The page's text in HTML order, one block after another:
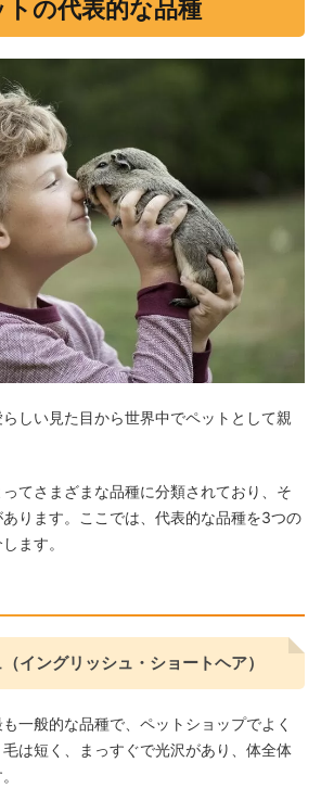
の代表的な品種
しい見た目から世界中でペットとして親
てさまざまな品種に分類されており、そ
ります。ここでは、代表的な品種を3つの
ます。
イングリッシュ・ショートヘア）
一般的な品種で、ペットショップでよく
は短く、まっすぐで光沢があり、体全体